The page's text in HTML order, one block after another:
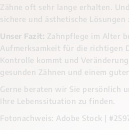
Zähne oft sehr lange erhalten.
sichere und ästhetische
Unser Fazit: Zahnpflege im Alter
Aufmerksamkeit für die richtigen
Kontrolle kommt und
gesunden Zähnen und einem
Gerne beraten wir Sie persönlich
Ihre Lebenssituation zu finden.
Fotonachweis: Adobe Stock |